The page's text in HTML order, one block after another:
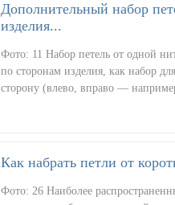
Дополнительный набор
изделия...
Фото: 11 Набор петель от одной
по сторонам изделия, как набор
сторону (влево, вправо —
Как набрать петли от
Фото: 26 Наиболее